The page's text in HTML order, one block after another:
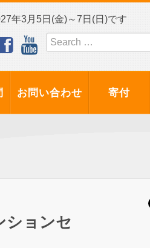
年3月5日(金)～7日(日)です
お問い合わせ 寄付
ションセ